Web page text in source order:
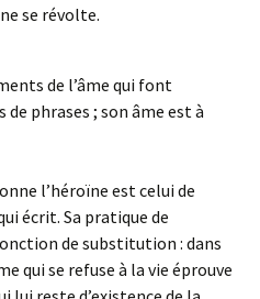
se révolte.
de l’âme qui font
phrases ; son âme est à
l’héroïne est celui de
écrit. Sa pratique de
de substitution : dans
qui se refuse à la vie éprouve